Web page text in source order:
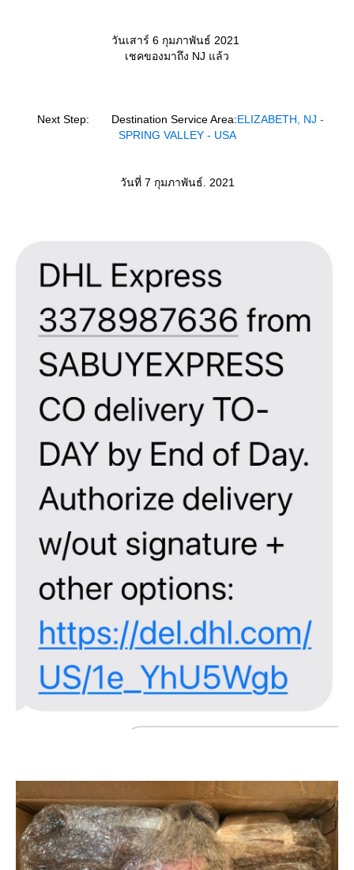
วันเสาร์ 6 กุมภาพันธ์ 2021
เชคของมาถึง NJ แล้ว
Next Step: Destination Service Area:ELIZABETH, NJ -
SPRING VALLEY - USA
วันที่ 7 กุมภาพันธ์. 2021